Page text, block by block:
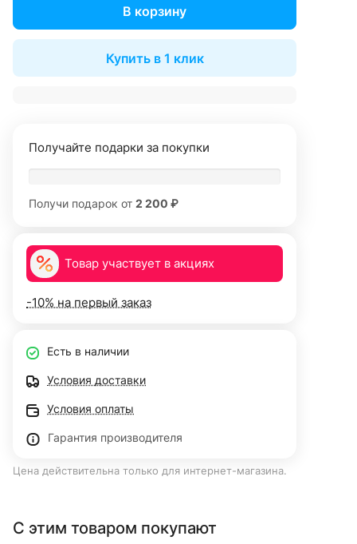
В корзину
Купить в 1 клик
Получайте подарки за покупки
Получи подарок от 2 200 ₽
Товар участвует в акциях
-10% на первый заказ
Есть в наличии
Условия доставки
Условия оплаты
Гарантия производителя
Цена действительна только для интернет-магазина.
С этим товаром покупают